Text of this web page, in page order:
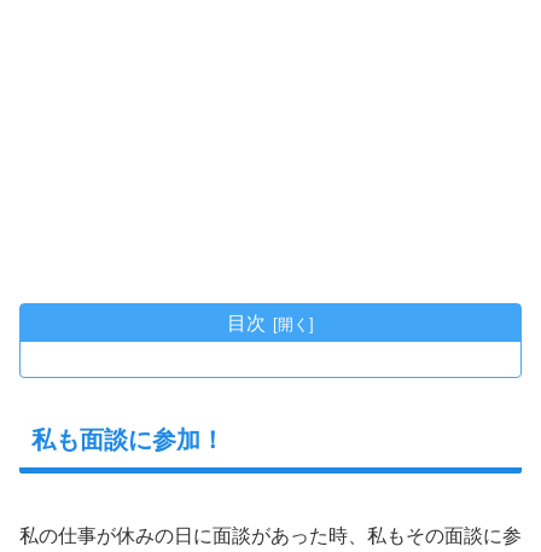
目次
私も面談に参加！
私の仕事が休みの日に面談があった時、私もその面談に参